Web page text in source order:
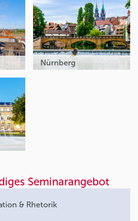
Seminarangebot
& Rhetorik
Nürnberg